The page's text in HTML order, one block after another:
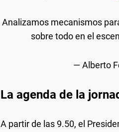
Analizamos mecanismos
sobre todo en el
— Alberto
La agenda de la
A partir de las 9.50, el